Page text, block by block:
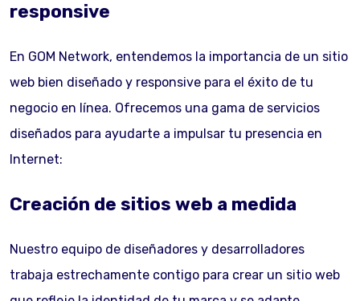
responsive
En GOM Network, entendemos la importancia de un sitio
web bien diseñado y responsive para el éxito de tu
negocio en línea. Ofrecemos una gama de servicios
diseñados para ayudarte a impulsar tu presencia en
Internet:
Creación de sitios web a medida
Nuestro equipo de diseñadores y desarrolladores
trabaja estrechamente contigo para crear un sitio web